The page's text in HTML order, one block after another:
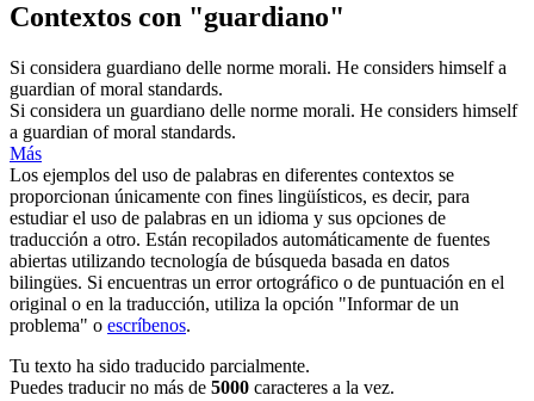
Contextos con "guardiano"
Si considera guardiano delle norme morali. He considers himself a
guardian of moral standards.
Si considera un guardiano delle norme morali. He considers himself
a guardian of moral standards.
Más
Los ejemplos del uso de palabras en diferentes contextos se
proporcionan únicamente con fines lingüísticos, es decir, para
estudiar el uso de palabras en un idioma y sus opciones de
traducción a otro. Están recopilados automáticamente de fuentes
abiertas utilizando tecnología de búsqueda basada en datos
bilingües. Si encuentras un error ortográfico o de puntuación en el
original o en la traducción, utiliza la opción "Informar de un
problema" o escríbenos.
Tu texto ha sido traducido parcialmente.
Puedes traducir no más de 5000 caracteres a la vez.